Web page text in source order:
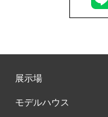
展示場
モデルハウス